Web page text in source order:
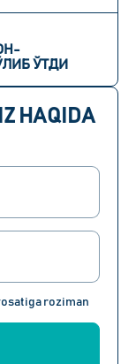
ЎТДИ
HAQIDA
roziman